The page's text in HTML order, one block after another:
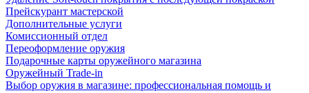
Прейскурант мастерской
Дополнительные услуги
Комиссионный отдел
Переоформление оружия
Подарочные карты оружейного магазина
Оружейный Trade-in
Выбор оружия в магазине: профессиональная помощь и